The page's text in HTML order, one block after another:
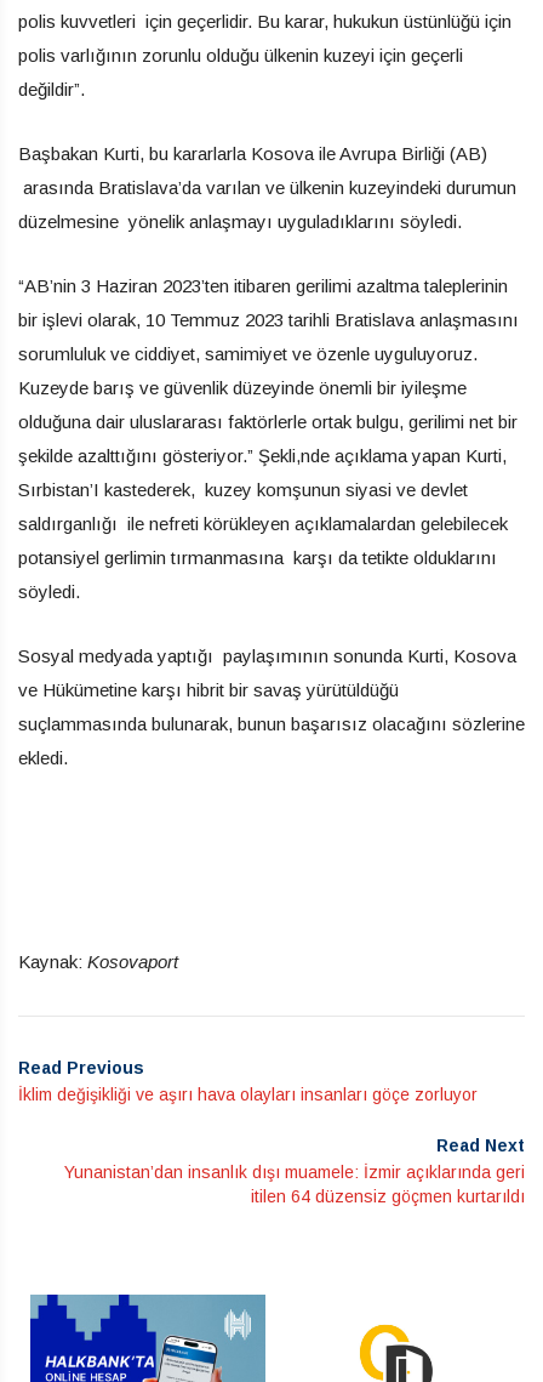
polis kuvvetleri için geçerlidir. Bu karar, hukukun üstünlüğü için
polis varlığının zorunlu olduğu ülkenin kuzeyi için geçerli
değildir”.
Başbakan Kurti, bu kararlarla Kosova ile Avrupa Birliği (AB)
arasında Bratislava’da varılan ve ülkenin kuzeyindeki durumun
düzelmesine yönelik anlaşmayı uyguladıklarını söyledi.
“AB’nin 3 Haziran 2023’ten itibaren gerilimi azaltma taleplerinin
bir işlevi olarak, 10 Temmuz 2023 tarihli Bratislava anlaşmasını
sorumluluk ve ciddiyet, samimiyet ve özenle uyguluyoruz.
Kuzeyde barış ve güvenlik düzeyinde önemli bir iyileşme
olduğuna dair uluslararası faktörlerle ortak bulgu, gerilimi net bir
şekilde azalttığını gösteriyor.” Şekli,nde açıklama yapan Kurti,
Sırbistan’I kastederek, kuzey komşunun siyasi ve devlet
saldırganlığı ile nefreti körükleyen açıklamalardan gelebilecek
potansiyel gerlimin tırmanmasına karşı da tetikte olduklarını
söyledi.
Sosyal medyada yaptığı paylaşımının sonunda Kurti, Kosova
ve Hükümetine karşı hibrit bir savaş yürütüldüğü
suçlammasında bulunarak, bunun başarısız olacağını sözlerine
ekledi.
Kaynak: Kosovaport
Read Previous
İklim değişikliği ve aşırı hava olayları insanları göçe zorluyor
Read Next
Yunanistan’dan insanlık dışı muamele: İzmir açıklarında geri
itilen 64 düzensiz göçmen kurtarıldı